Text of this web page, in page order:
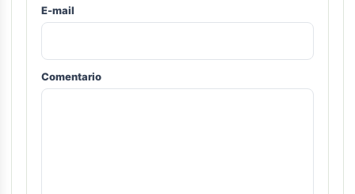
E-mail
Comentario